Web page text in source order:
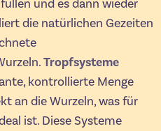
und es dann wieder
die natürlichen Gezeiten
Tropfsysteme
kontrollierte Menge
an die Wurzeln, was für
ist. Diese Systeme